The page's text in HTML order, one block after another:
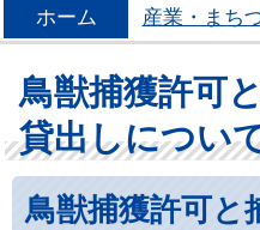
ホーム 産業・まち
鳥獣捕獲許可
貸出しについ
鳥獣捕獲許可と